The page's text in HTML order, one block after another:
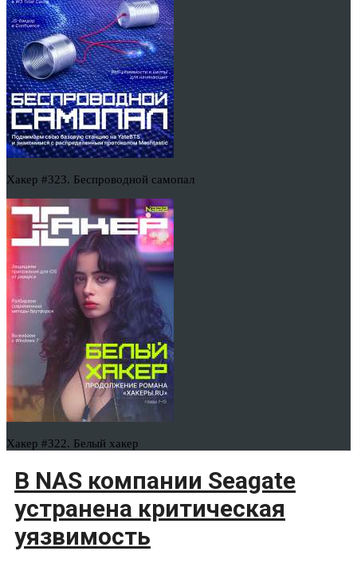
Хакер #323. Беспроводной самопал
Хакер #322. Белый хакер
В NAS компании Seagate
устранена критическая
уязвимость